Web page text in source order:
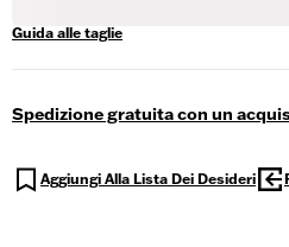
Guida alle taglie
Spedizione gratuita con un
Aggiungi Alla Lista Dei Desideri